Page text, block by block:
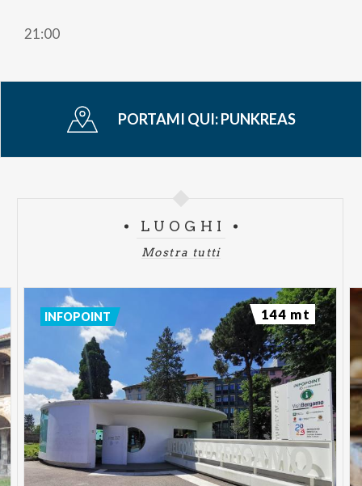
21:00
PORTAMI QUI:PUNKREAS
LUOGHI
Mostra tutti
INFOPOINT 144 mt